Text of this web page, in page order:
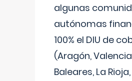
algunas
autónomas
100% el DIU de
(Aragón,
Baleares, La Rioja,